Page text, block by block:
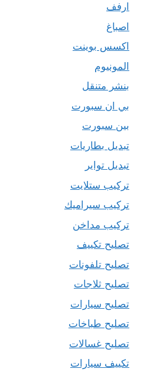
ارفف
اصباغ
اكسس بوينت
المونيوم
بنشر متنقل
بي ان سبورت
بين سبورت
تبديل بطاريات
تبديل تواير
تركيب ستلايت
تركيب سيراميك
تركيب مداخن
تصليح تكييف
تصليح تلفونات
تصليح ثلاجات
تصليح سيارات
تصليح طباخات
تصليح غسالات
تكييف سيارات